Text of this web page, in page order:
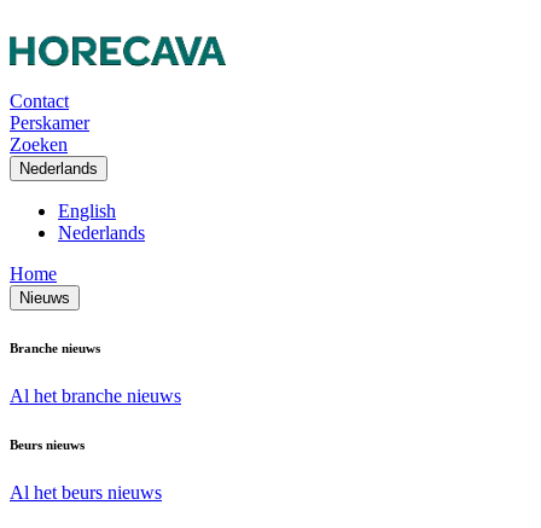
Contact
Perskamer
Zoeken
Nederlands
English
Nederlands
Home
Nieuws
Branche nieuws
Al het branche nieuws
Beurs nieuws
Al het beurs nieuws